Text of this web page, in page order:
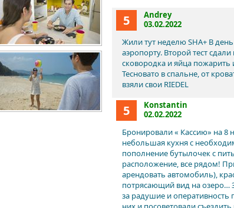
5
Andrey
03.02.2022
Жили тут неделю SHA+ В
аэропорту. Второй тест
сковородка и яйца пожарить
Тесновато в спальне, от
взяли свои RIEDEL
5
Konstantin
02.02.2022
Бронировали « Кассию» на 8
небольшая кухня с
пополнение бутылочек с
расположение, все рядом!
арендовать автомобиль),
потрясающий вид на озеро…
за радушие и